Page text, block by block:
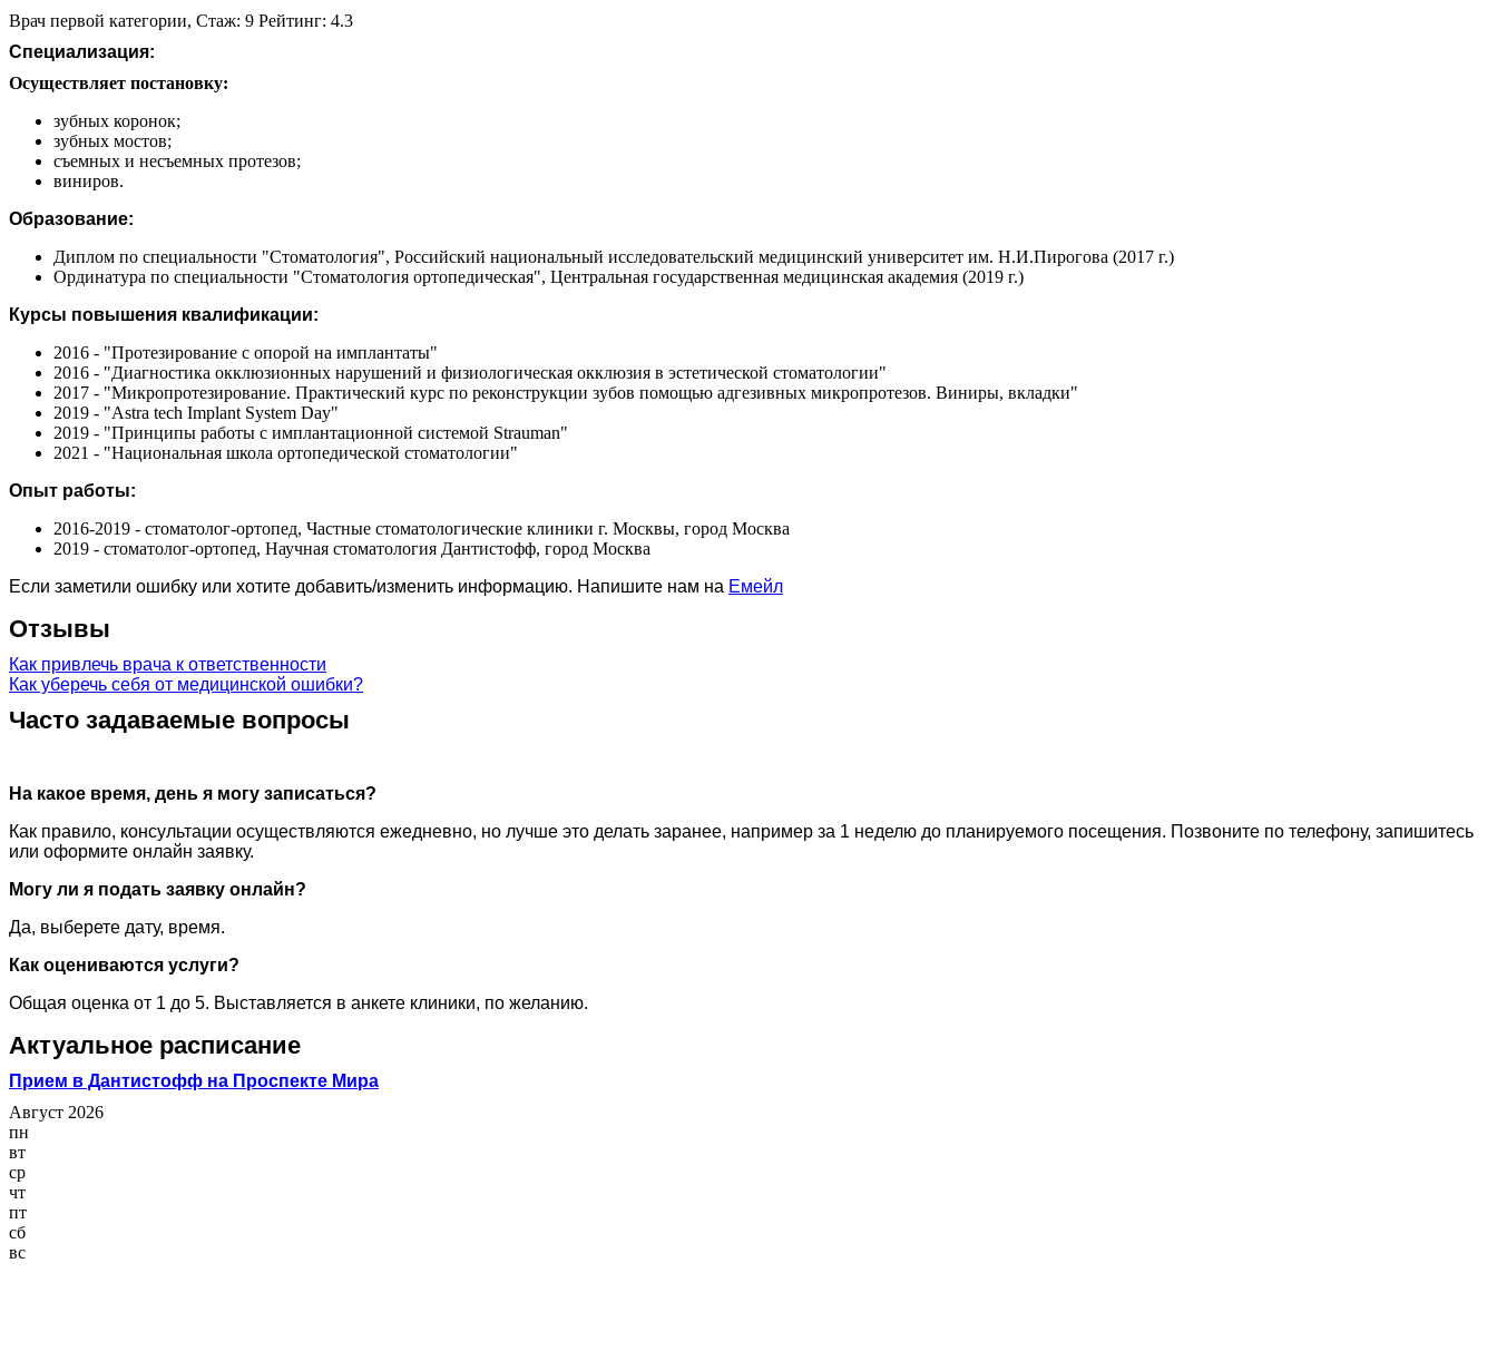
Врач первой категории, Стаж: 9 Рейтинг: 4.3
Специализация:
Осуществляет постановку:
зубных коронок;
зубных мостов;
съемных и несъемных протезов;
виниров.
Образование:
Диплом по специальности "Стоматология", Российский национальный исследовательский медицинский университет им. Н.И.Пирогова (2017 г.)
Ординатура по специальности "Стоматология ортопедическая", Центральная государственная медицинская академия (2019 г.)
Курсы повышения квалификации:
2016 - "Протезирование с опорой на имплантаты"
2016 - "Диагностика окклюзионных нарушений и физиологическая окклюзия в эстетической стоматологии"
2017 - "Микропротезирование. Практический курс по реконструкции зубов помощью адгезивных микропротезов. Виниры, вкладки"
2019 - "Astra tech Implant System Day"
2019 - "Принципы работы с имплантационной системой Strauman"
2021 - "Национальная школа ортопедической стоматологии"
Опыт работы:
2016-2019 - стоматолог-ортопед, Частные стоматологические клиники г. Москвы, город Москва
2019 - стоматолог-ортопед, Научная стоматология Дантистофф, город Москва
Если заметили ошибку или хотите добавить/изменить информацию. Напишите нам на Емейл
Отзывы
Как привлечь врача к ответственности
Как уберечь себя от медицинской ошибки?
Часто задаваемые вопросы
На какое время, день я могу записаться?
Как правило, консультации осуществляются ежедневно, но лучше это делать заранее, например за 1 неделю до планируемого посещения. Позвоните по телефону, запишитесь
или оформите онлайн заявку.
Могу ли я подать заявку онлайн?
Да, выберете дату, время.
Как оцениваются услуги?
Общая оценка от 1 до 5. Выставляется в анкете клиники, по желанию.
Актуальное расписание
Прием в Дантистофф на Проспекте Мира
Август 2026
пн
вт
ср
чт
пт
сб
вс